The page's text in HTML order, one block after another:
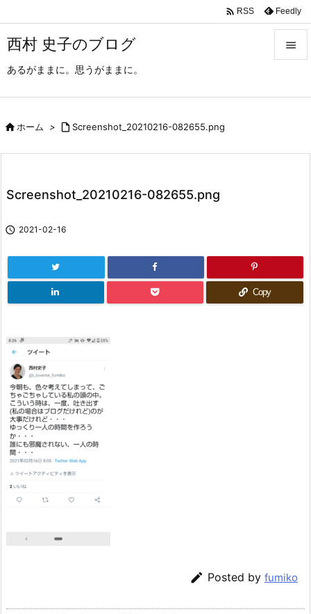
西村 史子のブログ
あるがままに。思うがままに。

 RSS Feedly
ホーム >  Screenshot_20210216-082655.png
Screenshot_20210216-082655.png
 2021-02-16
Copy
 Posted by fumiko